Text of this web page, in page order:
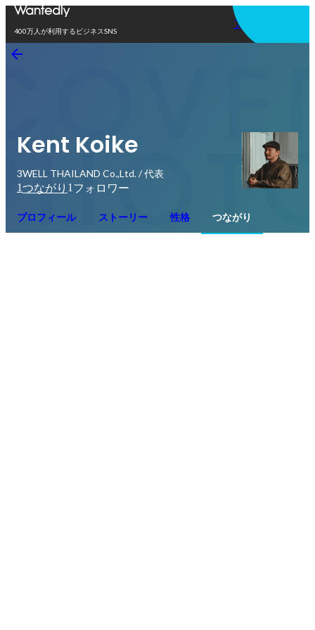
400万人が利用するビジネスSNS
アプリを使う
Kent Koike
3WELL THAILAND Co.,Ltd. / 代表
1つながり 1 フォロワー
プロフィール ストーリー 性格 つながり